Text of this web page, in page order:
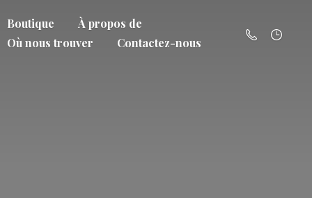
Boutique
À propos de
Où nous trouver
Contactez-nous